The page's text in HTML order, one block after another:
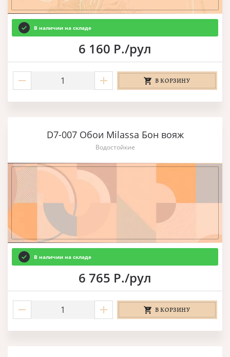
В наличии на складе
6 160 Р./рул
В КОРЗИНУ
D7-007 Обои Milassa Бон вояж
Водостойкие
В наличии на складе
6 765 Р./рул
В КОРЗИНУ